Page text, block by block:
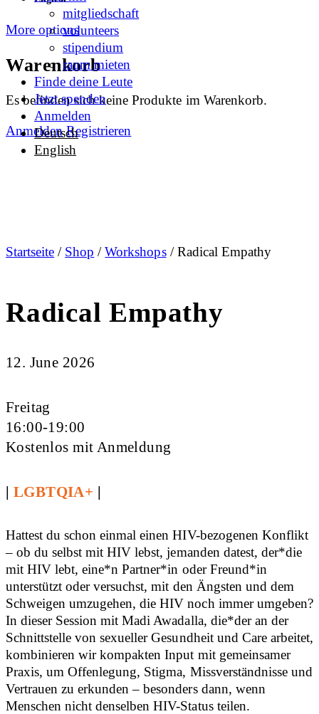
More options
Warenkorb
Es befinden sich keine Produkte im Warenkorb.
Anmelden Registrieren
mitgliedschaft
volunteers
stipendium
raum mieten
Finde deine Leute
Jetzt spenden
Anmelden
Deutsch
English
Startseite / Shop /Workshops/ Radical Empathy
Radical Empathy
12. June 2026
Freitag
16:00-19:00
Kostenlos mit Anmeldung
| LGBTQIA+ |
Hattest du schon einmal einen HIV-bezogenen Konflikt
– ob du selbst mit HIV lebst, jemanden datest, der*die
mit HIV lebt, eine*n Partner*in oder Freund*in
unterstützt oder versuchst, mit den Ängsten und dem
Schweigen umzugehen, die HIV noch immer umgeben?
In dieser Session mit Madi Awadalla, die*der an der
Schnittstelle von sexueller Gesundheit und Care arbeitet,
kombinieren wir kompakten Input mit gemeinsamer
Praxis, um Offenlegung, Stigma, Missverständnisse und
Vertrauen zu erkunden – besonders dann, wenn
Menschen nicht denselben HIV-Status teilen.